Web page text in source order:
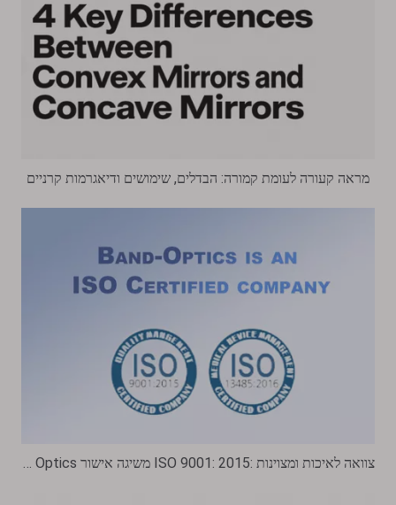
מראה קעורה לעומת קמורה: הבדלים, שימושים ודיאגרמות קרניים
Band Optics משיגה אישור ISO 9001: 2015: צוואה לאיכות ומצוינות